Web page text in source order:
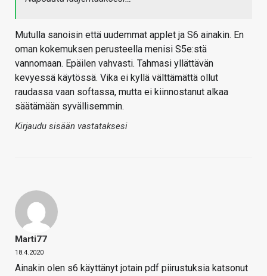
Mutulla sanoisin että uudemmat applet ja S6 ainakin. En
oman kokemuksen perusteella menisi S5e:stä
vannomaan. Epäilen vahvasti. Tahmasi yllättävän
kevyessä käytössä. Vika ei kyllä välttämättä ollut
raudassa vaan softassa, mutta ei kiinnostanut alkaa
säätämään syvällisemmin.
Kirjaudu sisään vastataksesi
Marti77
18.4.2020
Ainakin olen s6 käyttänyt jotain pdf piirustuksia katsonut